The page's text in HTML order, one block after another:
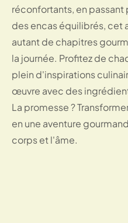
réconfortants, en
des encas équilibrés, cet
autant de chapitres
la journée. Profitez de
plein d'inspirations
œuvre avec des
La promesse ?
en une aventure
corps et l'âme.